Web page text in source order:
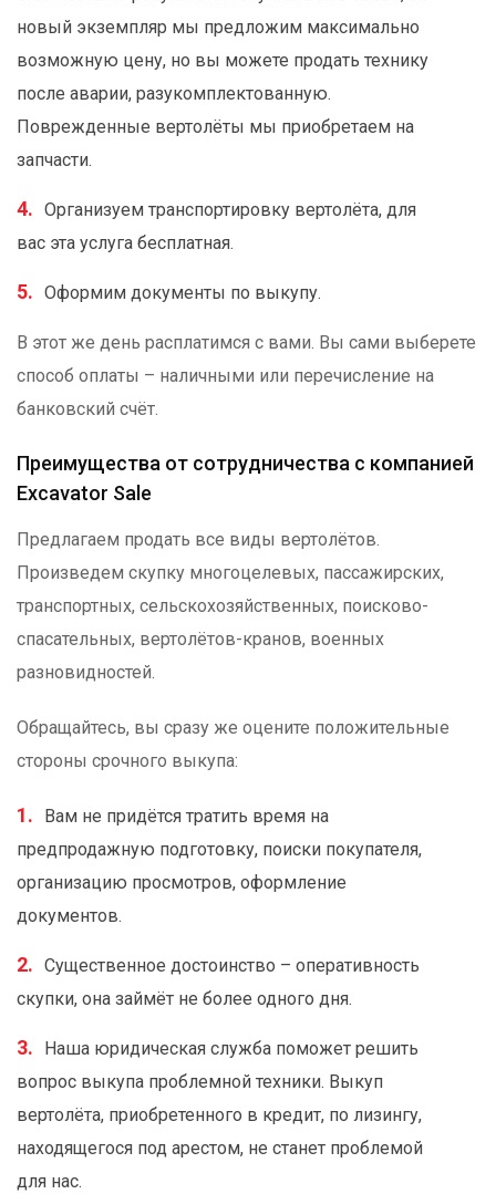
новый экземпляр мы предложим максимально
возможную цену, но вы можете продать технику
после аварии, разукомплектованную.
Поврежденные вертолёты мы приобретаем на
запчасти.
Организуем транспортировку вертолёта, для
вас эта услуга бесплатная.
Оформим документы по выкупу.
В этот же день расплатимся с вами. Вы сами выберете
способ оплаты – наличными или перечисление на
банковский счёт.
Преимущества от сотрудничества с компанией
Excavator Sale
Предлагаем продать все виды вертолётов.
Произведем скупку многоцелевых, пассажирских,
транспортных, сельскохозяйственных, поисково-
спасательных, вертолётов-кранов, военных
разновидностей.
Обращайтесь, вы сразу же оцените положительные
стороны срочного выкупа:
Вам не придётся тратить время на
предпродажную подготовку, поиски покупателя,
организацию просмотров, оформление
документов.
Существенное достоинство – оперативность
скупки, она займёт не более одного дня.
Наша юридическая служба поможет решить
вопрос выкупа проблемной техники. Выкуп
вертолёта, приобретенного в кредит, по лизингу,
находящегося под арестом, не станет проблемой
для нас.